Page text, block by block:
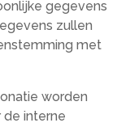
gegevens
zullen
met
worden
interne